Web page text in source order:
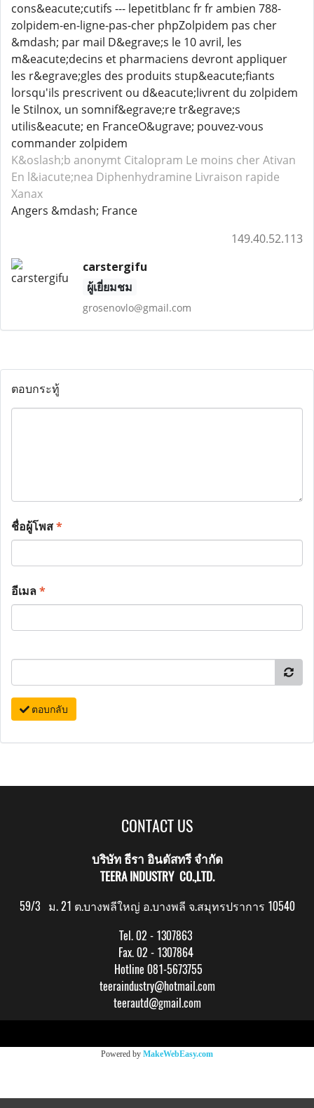
cons&eacute;cutifs --- lepetitblanc fr fr ambien 788-
zolpidem-en-ligne-pas-cher phpZolpidem pas cher
&mdash; par mail D&egrave;s le 10 avril, les
m&eacute;decins et pharmaciens devront appliquer
les r&egrave;gles des produits stup&eacute;fiants
lorsqu'ils prescrivent ou d&eacute;livrent du zolpidem
le Stilnox, un somnif&egrave;re tr&egrave;s
utilis&eacute; en FranceO&ugrave; pouvez-vous
commander zolpidem
K&oslash;b anonymt Citalopram Le moins cher Ativan
En l&iacute;nea Diphenhydramine Livraison rapide
Xanax
Angers &mdash; France
149.40.52.113
carstergifu
ผู้เยี่ยมชม
grosenovlo@gmail.com
ตอบกระทู้
ชื่อผู้โพส*
อีเมล*
ตอบกลับ
CONTACT US
บริษัท ธีรา อินดัสทรี จำกัด
TEERA INDUSTRY CO.,LTD.
59/3 ม. 21 ต.บางพลีใหญ่ อ.บางพลี จ.สมุทรปราการ 10540
Tel. 02 - 1307863
Fax. 02 - 1307864
Hotline 081-5673755
teeraindustry@hotmail.com
teerautd@gmail.com
Powered by MakeWebEasy.com